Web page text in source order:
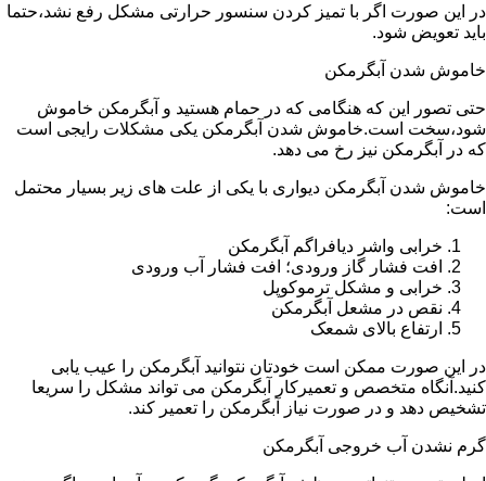
در این صورت اگر با تمیز کردن سنسور حرارتی مشکل رفع نشد،حتما
باید تعویض شود.
خاموش شدن آبگرمکن
حتی تصور این که هنگامی که در حمام هستید و آبگرمکن خاموش
شود،سخت است.خاموش شدن آبگرمکن یکی مشکلات رایجی است
که در آبگرمکن نیز رخ می دهد.
خاموش شدن آبگرمکن دیواری با یکی از علت های زیر بسیار محتمل
است:
خرابی واشر دیافراگم آبگرمکن
افت فشار گاز ورودی؛ افت فشار آب ورودی
خرابی و مشکل ترموکوپل
نقص در مشعل آبگرمکن
ارتفاع بالای شمعک
در این صورت ممکن است خودتان نتوانید آبگرمکن را عیب یابی
کنید.آنگاه متخصص و تعمیرکار آبگرمکن می تواند مشکل را سریعا
تشخیص دهد و در صورت نیاز آبگرمکن را تعمیر کند.
گرم نشدن آب خروجی آبگرمکن